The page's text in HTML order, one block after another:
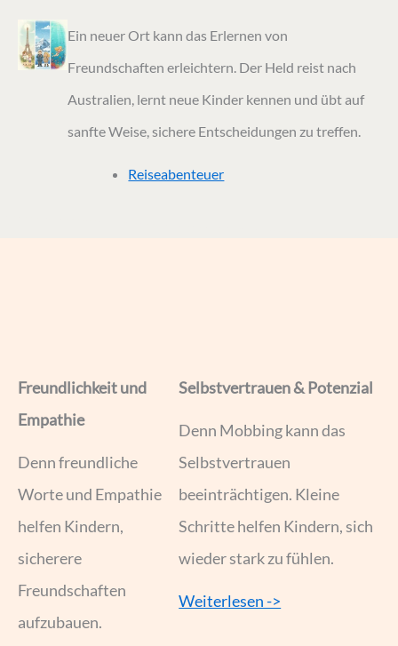
Ein neuer Ort kann das Erlernen von
Freundschaften erleichtern. Der Held reist nach
Australien, lernt neue Kinder kennen und übt auf
sanfte Weise, sichere Entscheidungen zu treffen.
Reiseabenteuer
Freundlichkeit und
Empathie
Denn freundliche
Worte und Empathie
helfen Kindern,
sicherere
Freundschaften
aufzubauen.
Selbstvertrauen & Potenzial
Denn Mobbing kann das
Selbstvertrauen
beeinträchtigen. Kleine
Schritte helfen Kindern, sich
wieder stark zu fühlen.
Weiterlesen ->